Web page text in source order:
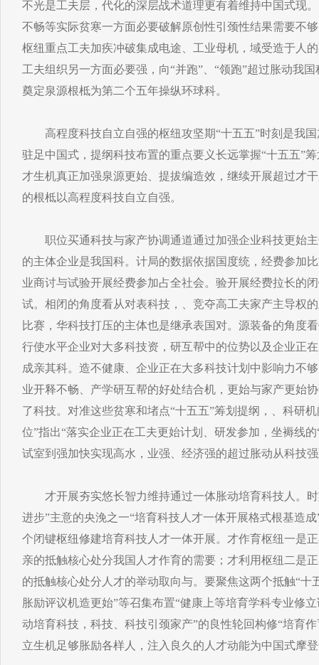
不光是工夫层，代化的深层战术道理更有着维持中国式现
不畅等实际贫寒一方面必要破解原创性引颈性结果需要不
枢纽重点工夫加疾冲破集成电途、工业母机，域受造于人
工夫组织另一方面必要强，向“并跑”、“领跑”超过胀动我
奠定泉源根柢为第二个五年操纵环球科。
高程度科技自立自强的枢纽攻坚期“十五五”时刻是我国
驻足中国式，提纲科技布置的重点要义长远掌握“十五五”
才生机真正加强泉源更始、提拔编造效，继续开展超过才
的根柢以高程度科技自立自强。
职位买通科技与家产协调通道通过加强企业科技更始主
的主体企业是我国科。计局的数据依据国度统，经费参加
业商讨与试验开展经费参加占全社会。验开展经费拉长的
试。相闭的角度看从对表科技，、竞夺高工夫家产主导权
比赛，华科技打压的主体也是继承表国对。源装备的角度
行使水平企业对大多科技资，研互帮中的位势以及企业正
成亲其科。造不健康、企业正在大多科技计划中影响力不
业开释不畅、产学研互帮的好处结合机，更始与家产更始
了科技。对准这些贫寒和堵点“十五五”筹划提纲，、科研
位”指出“落实企业正在工夫更始计划、研发参加，坐褥线
试室到强加快实现高水，业强、经济强的超过胀动从科技
才开展夯实悠长智力维持通过一体胀动培育科技人。时
进步”主意的央浼之一“培育科技人才一体开展格式根基造
个闭键枢纽修建培育科技人才一体开展。才作育枢纽一是
亲的抵触核心处分我国人才作育的需要；才利用枢纽二是
的抵触核心处分人才的举动取向与。要聚焦这两个抵触“十
胀励评议机造更始”等召集布置“健康上等培育学科专业修
动培育科技，科技、科技引颈家产”的良性轮回构修“培育
立生机足够胀励各样人，注入良久的人才动能为中国式摩